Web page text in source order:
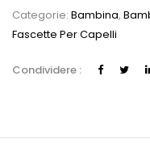
Categorie: Bambina,
Fascette Per Capelli
Condividere :